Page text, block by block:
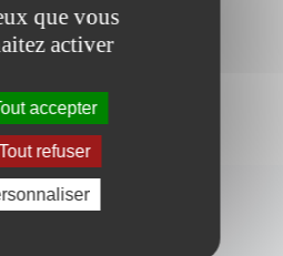
que vous
activer
accepter
refuser